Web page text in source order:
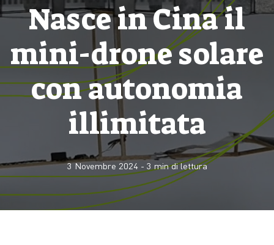
Nasce in Cina il
mini-drone solare
con autonomia
illimitata
3 Novembre 2024- 3 min di lettura